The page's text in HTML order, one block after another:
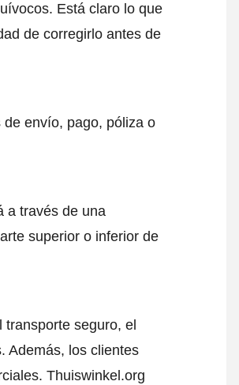
Está claro lo que
de corregirlo antes de
envío, pago, póliza o
a través de una
superior o inferior de
seguro, el
Además, los clientes
Thuiswinkel.org